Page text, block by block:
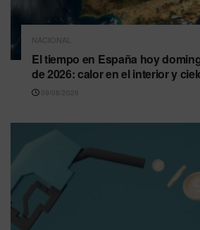
NACIONAL
El tiempo en España hoy
de 2026: calor en el interior y
09/08/2026